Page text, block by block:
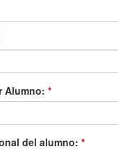
Alumno: *
del alumno: *